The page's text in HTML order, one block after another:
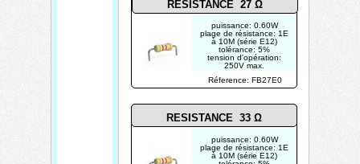
puissance: 0.60W
plage de résistance: 1E
à 10M (série E12)
tolérance: 5%
tension d'opération:
250V max.
RESISTANCE 27 Ω
Réference: FB27E0
puissance: 0.60W
plage de résistance: 1E
à 10M (série E12)
RESISTANCE 33 Ω